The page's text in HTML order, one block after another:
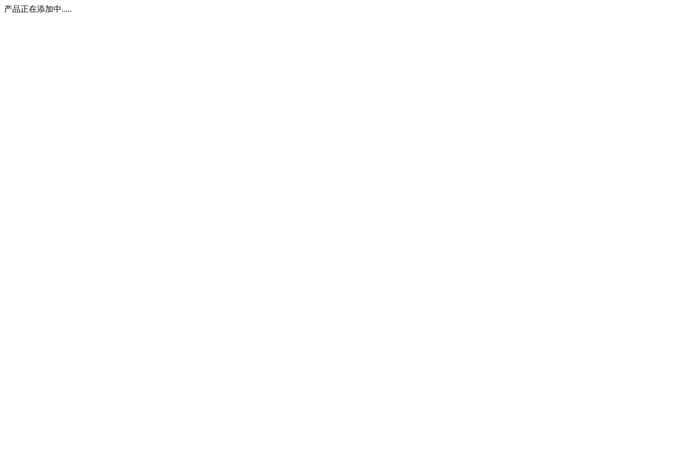
产品正在添加中.....